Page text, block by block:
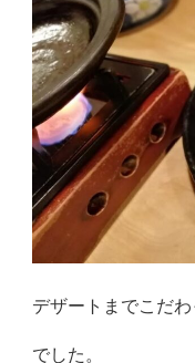
デザートまでこだ
でした。